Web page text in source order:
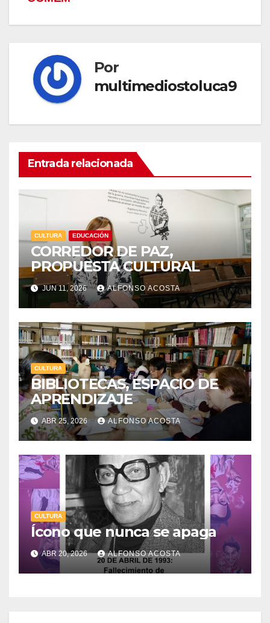
Por
multimediostoluca9
Entrada relacionada
CULTURA EDUCACIÓN
CORREDOR DE PAZ,
PROPUESTA CULTURAL
JUN 11, 2026 ALFONSO ACOSTA
CULTURA
BIBLIOTECAS, ESPACIO DE
APRENDIZAJE
ABR 25, 2026 ALFONSO ACOSTA
CULTURA
Ícono que nunca se apaga
ABR 20, 2026 ALFONSO ACOSTA